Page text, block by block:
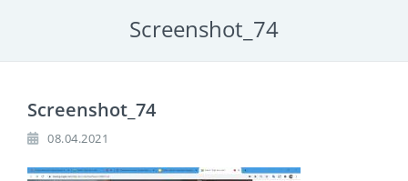
Screenshot_74
Screenshot_74
08.04.2021